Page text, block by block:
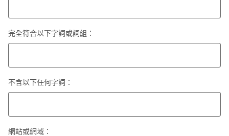
完全符合以下字詞或詞組：
不含以下任何字詞：
網站或網域：